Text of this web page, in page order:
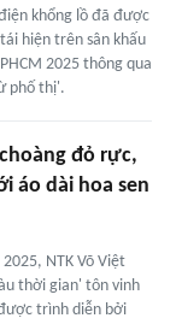
khổng lồ đã được
hiện trên sân khấu
2025 thông qua
phố thị'.
đỏ rực,
áo dài hoa sen
NTK Võ Việt
thời gian' tôn vinh
trình diễn bởi